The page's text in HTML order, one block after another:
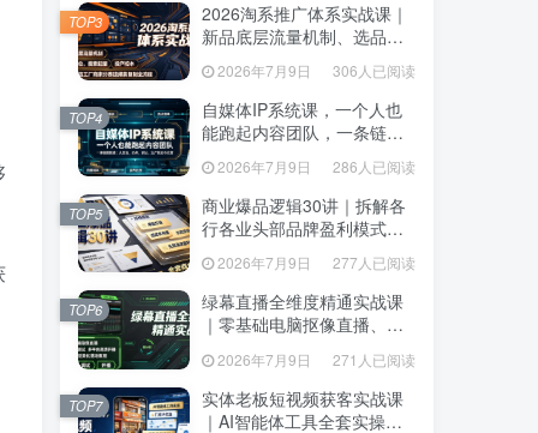
2026淘系推广体系实战课｜
新品底层流量机制、选品定
位、搜索起量、投产控本、
新店老店工厂商家分赛道爆
款全流程
2026年7月9日 306人已阅读
TOP3
自媒体IP系统课，一个人也
能跑起内容团队，一条链路
跑通，从定位、热点、表
达、生产到发布托管
2026年7月9日 286人已阅读
TOP4
商业爆品逻辑30讲｜拆解各
行各业头部品牌盈利模式，
吃透爆品打造、低成本传
播、长效变现全套商业思维
课
2026年7月9日 277人已阅读
TOP5
绿幕直播全维度精通实战课
｜零基础电脑抠像直播、
OBS高阶调试、多平台高清
开播、直播间视觉美化落地
教程
2026年7月9日 271人已阅读
TOP6
实体老板短视频获客实战课
｜AI智能体工具全套实操、
TOP7
2026淘系推广体系实战课｜
新品底层流量机制、选品定
位、搜索起量、投产控本、
新店老店工厂商家分赛道爆
款全流程
2026年7月9日 306人已阅读
TOP3
自媒体IP系统课，一个人也
能跑起内容团队，一条链路
跑通，从定位、热点、表
达、生产到发布托管
2026年7月9日 286人已阅读
TOP4
商业爆品逻辑30讲｜拆解各
行各业头部品牌盈利模式，
吃透爆品打造、低成本传
播、长效变现全套商业思维
课
2026年7月9日 277人已阅读
TOP5
绿幕直播全维度精通实战课
｜零基础电脑抠像直播、
开播、直播间视觉美化落地
教程
2026年7月9日 271人已阅读
TOP6
实体老板短视频获客实战课
｜AI智能体工具全套实操、
TOP7